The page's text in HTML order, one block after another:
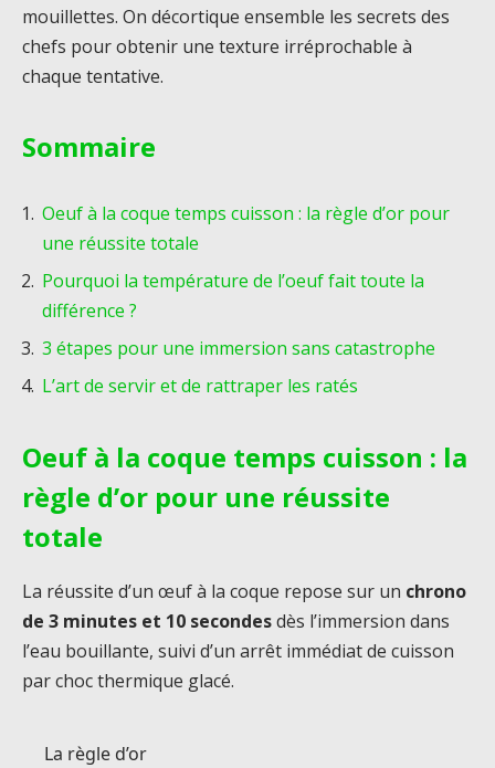
mouillettes. On décortique ensemble les secrets des
chefs pour obtenir une texture irréprochable à
chaque tentative.
Sommaire
Oeuf à la coque temps cuisson : la règle d’or pour
une réussite totale
Pourquoi la température de l’oeuf fait toute la
différence ?
3 étapes pour une immersion sans catastrophe
L’art de servir et de rattraper les ratés
Oeuf à la coque temps cuisson : la
règle d’or pour une réussite
totale
La réussite d’un œuf à la coque repose sur un chrono
de 3 minutes et 10 secondesdès l’immersion dans
l’eau bouillante, suivi d’un arrêt immédiat de cuisson
par choc thermique glacé.
La règle d’or